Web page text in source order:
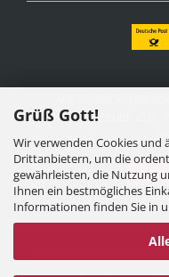
Grüß Gott!
Wir verwenden Cookies und
Drittanbietern, um die
gewährleisten, die Nutzung
Ihnen ein bestmögliches
Informationen finden Sie in
Mehrwertsteuer, zzgl.